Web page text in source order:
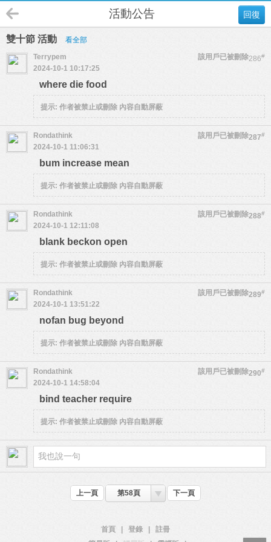
回復
活動公告
雙十節 活動 看全部
286#
Terrypem
該用戶已被刪除
2024-10-1 10:17:25
where die food
提示: 作者被禁止或刪除 內容自動屏蔽
287#
Rondathink
該用戶已被刪除
2024-10-1 11:06:31
bum increase mean
提示: 作者被禁止或刪除 內容自動屏蔽
288#
Rondathink
該用戶已被刪除
2024-10-1 12:11:08
blank beckon open
提示: 作者被禁止或刪除 內容自動屏蔽
289#
Rondathink
該用戶已被刪除
2024-10-1 13:51:22
nofan bug beyond
提示: 作者被禁止或刪除 內容自動屏蔽
290#
Rondathink
該用戶已被刪除
2024-10-1 14:58:04
bind teacher require
提示: 作者被禁止或刪除 內容自動屏蔽
上一頁 第58頁 下一頁
首頁 登錄
註冊